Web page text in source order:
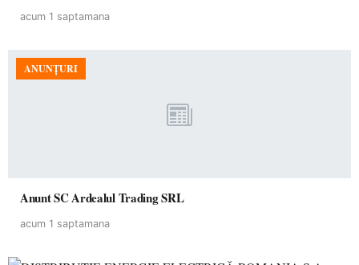
acum 1 saptamana
ANUNȚURI
Anunt SC Ardealul Trading SRL
acum 1 saptamana